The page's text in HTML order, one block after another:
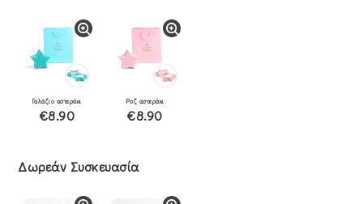
Γαλάζιο αστεράκι
€8.90
Ροζ αστεράκι
€8.90
Δωρεάν Συσκευασία